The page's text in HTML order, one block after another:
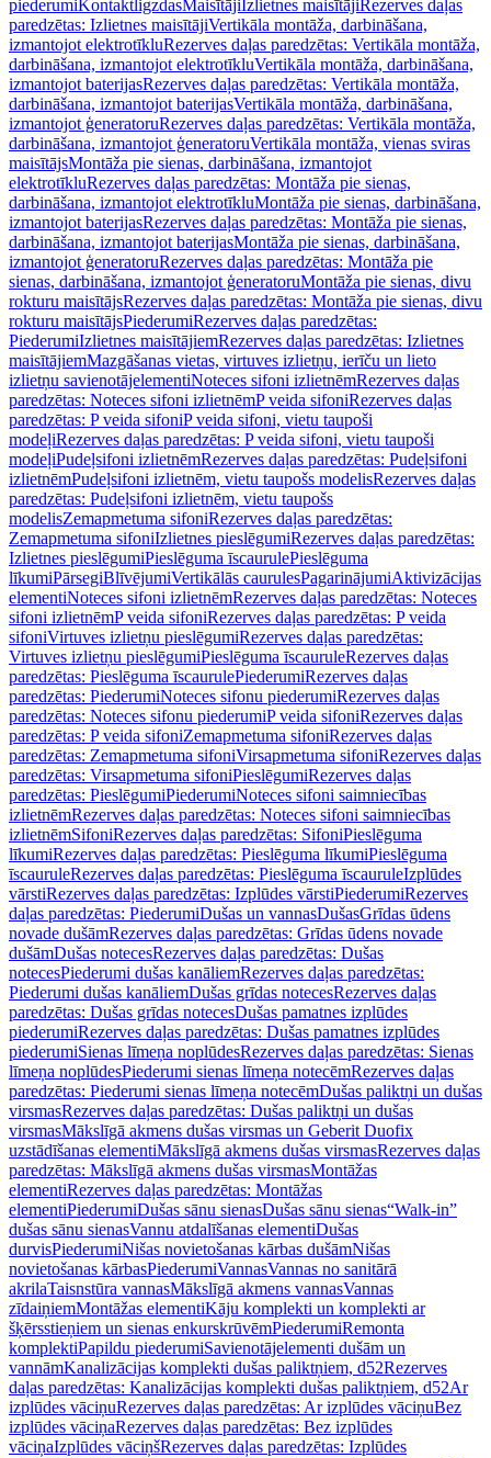
piederumiKontaktligzdasMaisītājiIzlietnes maisītājiRezerves daļas
paredzētas: Izlietnes maisītājiVertikāla montāža, darbināšana,
izmantojot elektrotīkluRezerves daļas paredzētas: Vertikāla montāža,
darbināšana, izmantojot elektrotīkluVertikāla montāža, darbināšana,
izmantojot baterijasRezerves daļas paredzētas: Vertikāla montāža,
darbināšana, izmantojot baterijasVertikāla montāža, darbināšana,
izmantojot ģeneratoruRezerves daļas paredzētas: Vertikāla montāža,
darbināšana, izmantojot ģeneratoruVertikāla montāža, vienas sviras
maisītājsMontāža pie sienas, darbināšana, izmantojot
elektrotīkluRezerves daļas paredzētas: Montāža pie sienas,
darbināšana, izmantojot elektrotīkluMontāža pie sienas, darbināšana,
izmantojot baterijasRezerves daļas paredzētas: Montāža pie sienas,
darbināšana, izmantojot baterijasMontāža pie sienas, darbināšana,
izmantojot ģeneratoruRezerves daļas paredzētas: Montāža pie
sienas, darbināšana, izmantojot ģeneratoruMontāža pie sienas, divu
rokturu maisītājsRezerves daļas paredzētas: Montāža pie sienas, divu
rokturu maisītājsPiederumiRezerves daļas paredzētas:
PiederumiIzlietnes maisītājiemRezerves daļas paredzētas: Izlietnes
maisītājiemMazgāšanas vietas, virtuves izlietņu, ierīču un lieto
izlietņu savienotājelementiNoteces sifoni izlietnēmRezerves daļas
paredzētas: Noteces sifoni izlietnēmP veida sifoniRezerves daļas
paredzētas: P veida sifoniP veida sifoni, vietu taupoši
modeļiRezerves daļas paredzētas: P veida sifoni, vietu taupoši
modeļiPudeļsifoni izlietnēmRezerves daļas paredzētas: Pudeļsifoni
izlietnēmPudeļsifoni izlietnēm, vietu taupošs modelisRezerves daļas
paredzētas: Pudeļsifoni izlietnēm, vietu taupošs
modelisZemapmetuma sifoniRezerves daļas paredzētas:
Zemapmetuma sifoniIzlietnes pieslēgumiRezerves daļas paredzētas:
Izlietnes pieslēgumiPieslēguma īscaurulePieslēguma
līkumiPārsegiBlīvējumiVertikālās caurulesPagarinājumiAktivizācijas
elementiNoteces sifoni izlietnēmRezerves daļas paredzētas: Noteces
sifoni izlietnēmP veida sifoniRezerves daļas paredzētas: P veida
sifoniVirtuves izlietņu pieslēgumiRezerves daļas paredzētas:
Virtuves izlietņu pieslēgumiPieslēguma īscauruleRezerves daļas
paredzētas: Pieslēguma īscaurulePiederumiRezerves daļas
paredzētas: PiederumiNoteces sifonu piederumiRezerves daļas
paredzētas: Noteces sifonu piederumiP veida sifoniRezerves daļas
paredzētas: P veida sifoniZemapmetuma sifoniRezerves daļas
paredzētas: Zemapmetuma sifoniVirsapmetuma sifoniRezerves daļas
paredzētas: Virsapmetuma sifoniPieslēgumiRezerves daļas
paredzētas: PieslēgumiPiederumiNoteces sifoni saimniecības
izlietnēmRezerves daļas paredzētas: Noteces sifoni saimniecības
izlietnēmSifoniRezerves daļas paredzētas: SifoniPieslēguma
līkumiRezerves daļas paredzētas: Pieslēguma līkumiPieslēguma
īscauruleRezerves daļas paredzētas: Pieslēguma īscauruleIzplūdes
vārstiRezerves daļas paredzētas: Izplūdes vārstiPiederumiRezerves
daļas paredzētas: PiederumiDušas un vannasDušasGrīdas ūdens
novade dušāmRezerves daļas paredzētas: Grīdas ūdens novade
dušāmDušas notecesRezerves daļas paredzētas: Dušas
notecesPiederumi dušas kanāliemRezerves daļas paredzētas:
Piederumi dušas kanāliemDušas grīdas notecesRezerves daļas
paredzētas: Dušas grīdas notecesDušas pamatnes izplūdes
piederumiRezerves daļas paredzētas: Dušas pamatnes izplūdes
piederumiSienas līmeņa noplūdesRezerves daļas paredzētas: Sienas
līmeņa noplūdesPiederumi sienas līmeņa notecēmRezerves daļas
paredzētas: Piederumi sienas līmeņa notecēmDušas paliktņi un dušas
virsmasRezerves daļas paredzētas: Dušas paliktņi un dušas
virsmasMākslīgā akmens dušas virsmas un Geberit Duofix
uzstādīšanas elementiMākslīgā akmens dušas virsmasRezerves daļas
paredzētas: Mākslīgā akmens dušas virsmasMontāžas
elementiRezerves daļas paredzētas: Montāžas
elementiPiederumiDušas sānu sienasDušas sānu sienas“Walk-in”
dušas sānu sienasVannu atdalīšanas elementiDušas
durvisPiederumiNišas novietošanas kārbas dušāmNišas
novietošanas kārbasPiederumiVannasVannas no sanitārā
akrilaTaisnstūra vannasMākslīgā akmens vannasVannas
zīdaiņiemMontāžas elementiKāju komplekti un komplekti ar
šķērsstieņiem un sienas enkurskrūvēmPiederumiRemonta
komplektiPapildu piederumiSavienotājelementi dušām un
vannāmKanalizācijas komplekti dušas paliktņiem, d52Rezerves
daļas paredzētas: Kanalizācijas komplekti dušas paliktņiem, d52Ar
izplūdes vāciņuRezerves daļas paredzētas: Ar izplūdes vāciņuBez
izplūdes vāciņaRezerves daļas paredzētas: Bez izplūdes
vāciņaIzplūdes vāciņšRezerves daļas paredzētas: Izplūdes